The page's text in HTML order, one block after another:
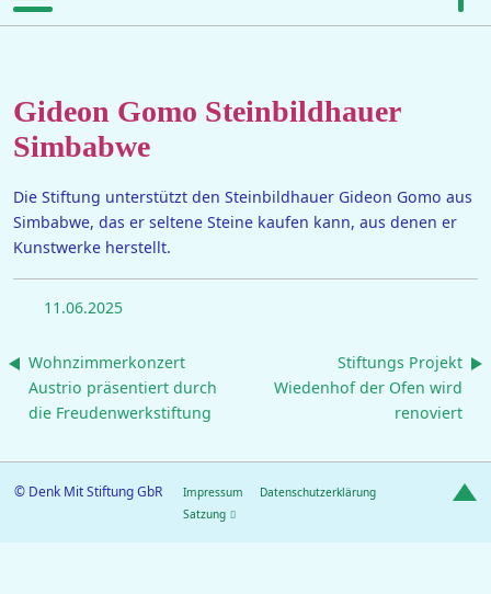
Gideon Gomo Steinbildhauer
Simbabwe
Die Stiftung unterstützt den Steinbildhauer Gideon Gomo aus
Simbabwe, das er seltene Steine kaufen kann, aus denen er
Kunstwerke herstellt.
11.06.2025
Wohnzimmerkonzert
Austrio präsentiert durch
die Freudenwerkstiftung
Stiftungs Projekt
Wiedenhof der Ofen wird
renoviert
© Denk Mit Stiftung GbR Impressum
Datenschutzerklärung
Satzung